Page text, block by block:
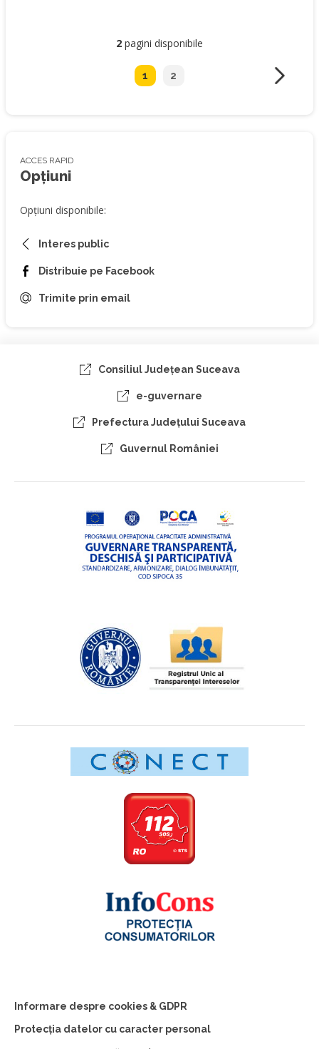
2 pagini disponibile
1 2
ACCES RAPID
Opțiuni
Opțiuni disponibile:
Interes public
Distribuie pe Facebook
Trimite prin email
Consiliul Judeţean Suceava
e-guvernare
Prefectura Judeţului Suceava
Guvernul României
Informare despre cookies & GDPR
Protecția datelor cu caracter personal